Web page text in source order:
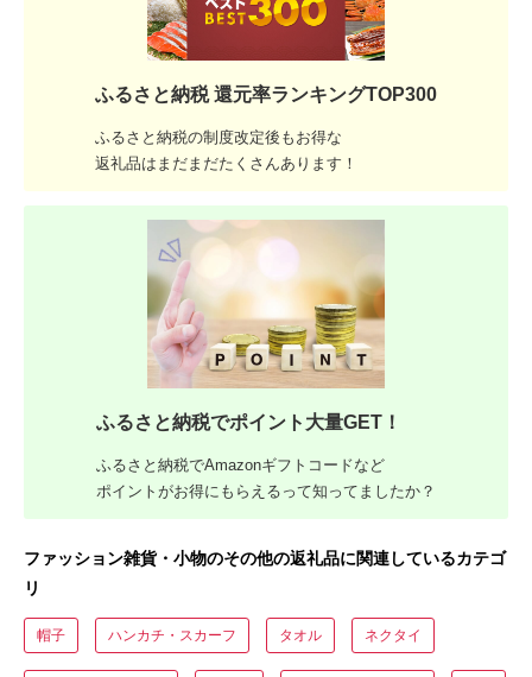
ふるさと納税 還元率ランキングTOP300
ふるさと納税の制度改定後もお得な
返礼品はまだまだたくさんあります！
ふるさと納税でポイント大量GET！
ふるさと納税でAmazonギフトコードなど
ポイントがお得にもらえるって知ってましたか？
ファッション雑貨・小物のその他の返礼品に関連しているカテゴ
リ
帽子 ハンカチ・スカーフ タオル ネクタイ